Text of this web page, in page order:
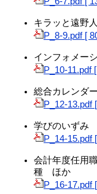
キラッと遠野
P_8-9.pdf [
インフォメー
P_10-11.pdf
総合カレンダー
P_12-13.pdf
学びのいずみ
P_14-15.pdf
会計年度任用
種 ほか
P_16-17.pdf